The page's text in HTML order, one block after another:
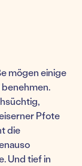
mögen einige
Pfote
die
Und tief in